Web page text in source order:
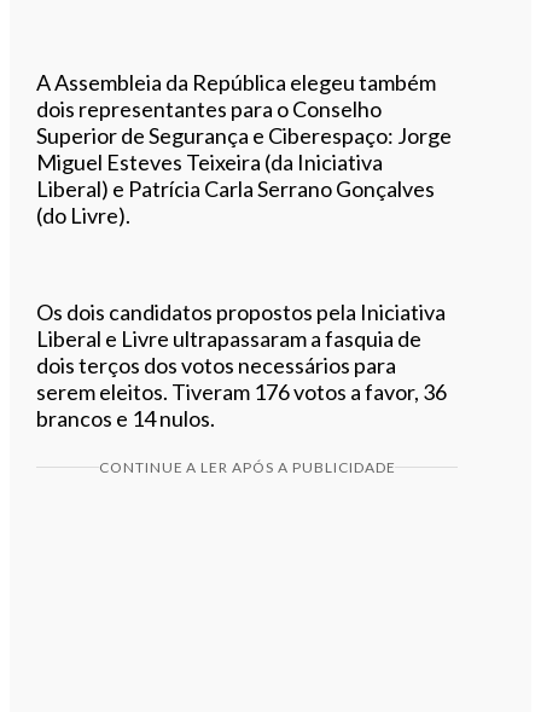
A Assembleia da República elegeu também
dois representantes para o Conselho
Superior de Segurança e Ciberespaço: Jorge
Miguel Esteves Teixeira (da Iniciativa
Liberal) e Patrícia Carla Serrano Gonçalves
(do Livre).
Os dois candidatos propostos pela Iniciativa
Liberal e Livre ultrapassaram a fasquia de
dois terços dos votos necessários para
serem eleitos. Tiveram 176 votos a favor, 36
brancos e 14 nulos.
CONTINUE A LER APÓS A PUBLICIDADE